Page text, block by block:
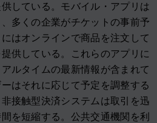
している。モバイル・アプリは
多くの企業がチケットの事前予
はオンラインで商品を注文して
供している。これらのアプリに
ルタイムの最新情報が含まれて
はそれに応じて予定を調整する
接触型決済システムは取引を迅
を短縮する。公共交通機関を利